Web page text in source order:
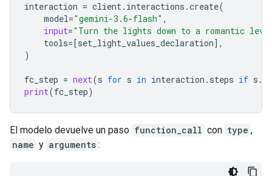
interaction = client. interactions .create(
model="gemini-3.6-flash" ,
input="Turn the lights down to a romantic
tools= [set_light_values_declaration],
)
fc_step = next(s for s in interaction . steps if s .
print(fc_step)
El modelo devuelve un paso function_call con type ,
name y arguments :